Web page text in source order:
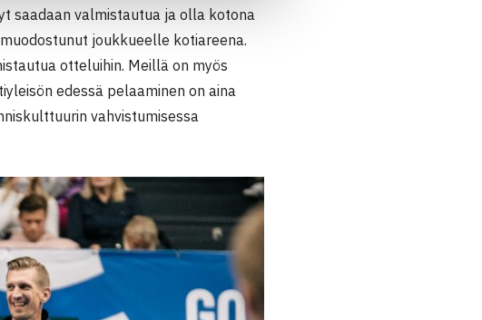
saadaan valmistautua ja olla kotona
joukkueelle kotiareena.
otteluihin. Meillä on myös
edessä pelaaminen on aina
vahvistumisessa